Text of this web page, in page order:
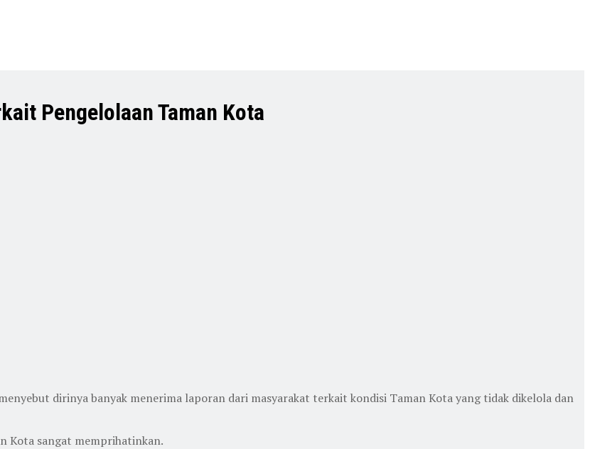
Pengelolaan Taman Kota
dirinya banyak menerima laporan dari masyarakat terkait kondisi Taman Kota yang tidak dikelola dan
Kota sangat memprihatinkan.